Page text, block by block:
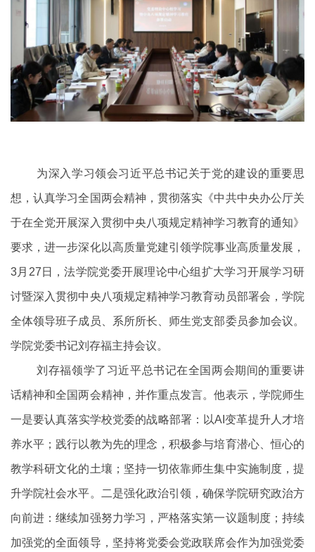
为深入学习领会习近平总书记关于党的建设的重要思
想，认真学习全国两会精神，贯彻落实《中共中央办公厅关
于在全党开展深入贯彻中央八项规定精神学习教育的通知》
要求，进一步深化以高质量党建引领学院事业高质量发展，
3月27日，法学院党委开展理论中心组扩大学习开展学习研
讨暨深入贯彻中央八项规定精神学习教育动员部署会，学院
全体领导班子成员、系所所长、师生党支部委员参加会议。
学院党委书记刘存福主持会议。
刘存福领学了习近平总书记在全国两会期间的重要讲
话精神和全国两会精神，并作重点发言。他表示，学院师生
一是要认真落实学校党委的战略部署：以AI变革提升人才培
养水平；践行以教为先的理念，积极参与培育潜心、恒心的
教学科研文化的土壤；坚持一切依靠师生集中实施制度，提
升学院社会水平。二是强化政治引领，确保学院研究政治方
向前进：继续加强努力学习，严格落实第一议题制度；持续
加强党的全面领导，坚持将党委会党政联席会作为加强党委